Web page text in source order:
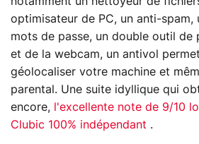
optimisateur de PC, un anti-spam,
mots de passe, un double outil de
et de la webcam, un antivol
géolocaliser votre machine et
parental. Une suite idyllique qui
encore,
l'excellente note de 9/10
Clubic 100% indépendant .